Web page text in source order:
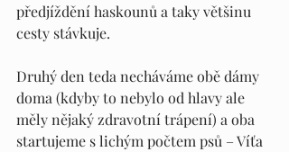
předjíždění haskounů a taky většinu
cesty stávkuje.
Druhý den teda necháváme obě dámy
doma (kdyby to nebylo od hlavy ale
měly nějaký zdravotní trápení) a oba
startujeme s lichým počtem psů – Víťa